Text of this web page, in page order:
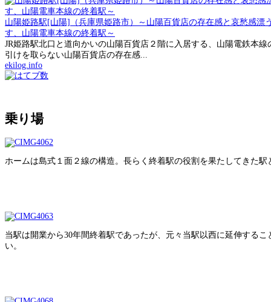
山陽姫路駅[山陽]（兵庫県姫路市）～山陽百貨店の存在感と哀愁感漂
す、山陽電車本線の終着駅～
JR姫路駅北口と道向かいの山陽百貨店２階に入居する、山陽電鉄本
引けを取らない山陽百貨店の存在感...
ekilog.info
乗り場
ホームは島式１面２線の構造。長らく終着駅の役割を果たしてきた
当駅は開業から30年間終着駅であったが、元々当駅以西に延伸する
い。